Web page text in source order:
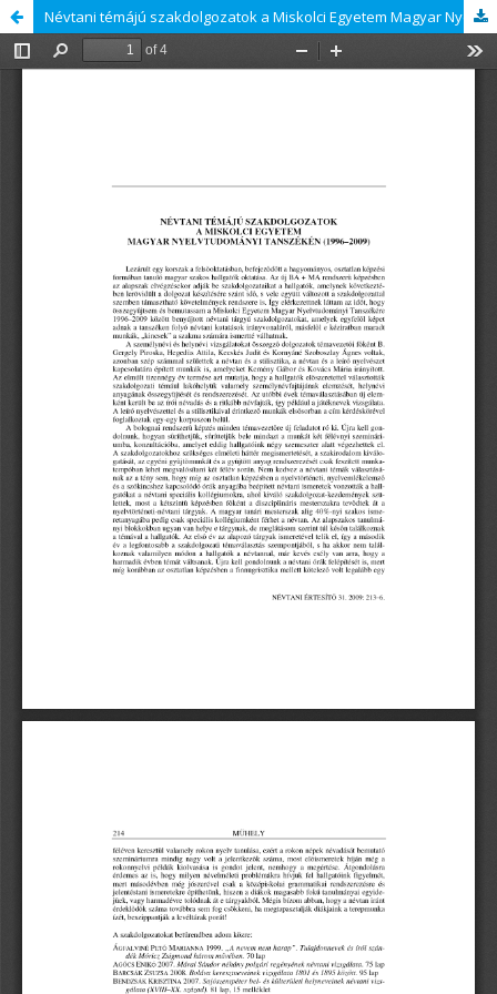
Névtani témájú szakdolgozatok a Miskolci Egyetem Magyar Nyelvtudományi Tanszékén (1996–2009)